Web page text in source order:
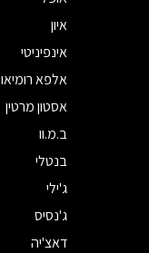
איון
אינפיניטי
אלפא רומיאו
אסטון מרטין
ב.מ.וו
בנטלי
ג'ילי
ג'נסיס
דאצ'יה